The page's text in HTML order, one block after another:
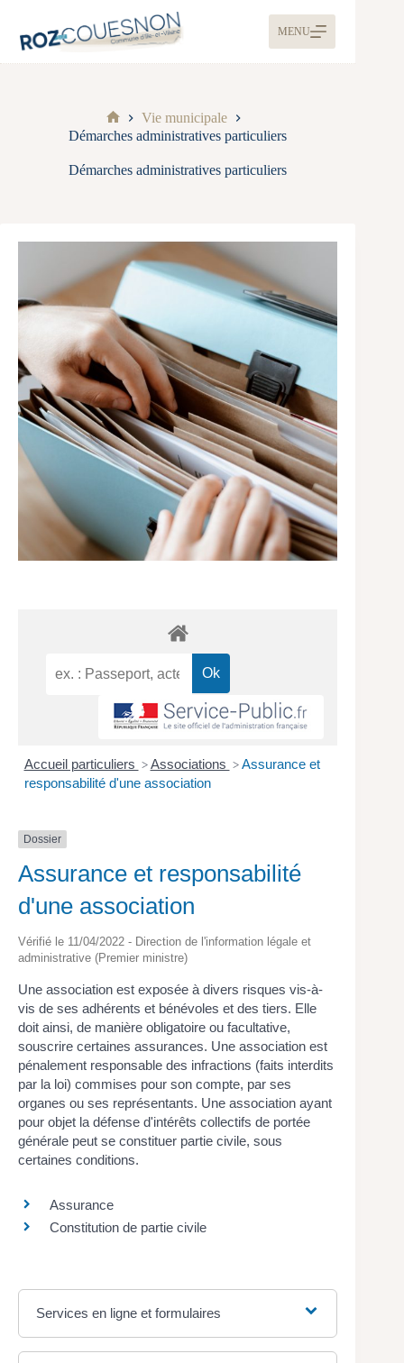
MENU
Vie municipale
Démarches administratives particuliers
Démarches administratives particuliers
Accueil particuliers > Associations > Assurance et
responsabilité d'une association
Dossier
Assurance et responsabilité
d'une association
Vérifié le 11/04/2022 - Direction de l'information légale et
administrative (Premier ministre)
Une association est exposée à divers risques vis-à-
vis de ses adhérents et bénévoles et des tiers. Elle
doit ainsi, de manière obligatoire ou facultative,
souscrire certaines assurances. Une association est
pénalement responsable des infractions (faits interdits
par la loi) commises pour son compte, par ses
organes ou ses représentants. Une association ayant
pour objet la défense d'intérêts collectifs de portée
générale peut se constituer partie civile, sous
certaines conditions.
Assurance
Constitution de partie civile
Services en ligne et formulaires